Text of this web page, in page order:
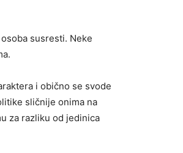
susresti. Neke
i obično se svode
sličnije onima na
za razliku od jedinica